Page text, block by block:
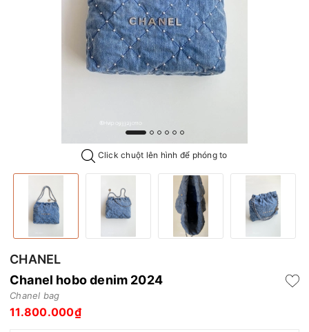
Click chuột lên hình để phóng to
CHANEL
Chanel hobo denim 2024
Chanel bag
11.800.000₫